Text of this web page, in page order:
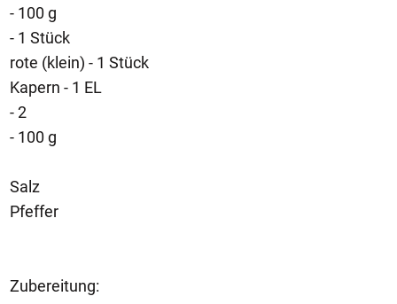
- 100 g
- 1 Stück
rote (klein) - 1 Stück
Kapern - 1 EL
- 2
- 100 g
Salz
Pfeffer
Zubereitung: